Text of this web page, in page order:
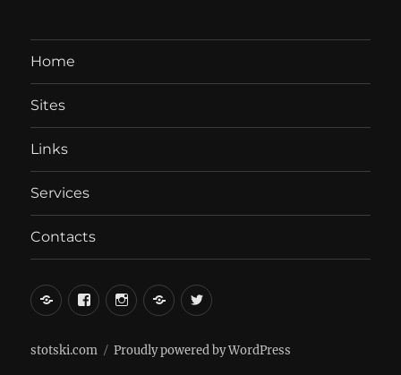
Home
Sites
Links
Services
Contacts
вКонтакте
FacebookInstagramLiveJournal
Twitter
stotski.com Proudly powered by WordPress